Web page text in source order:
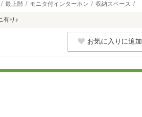
最上階 モニタ付インターホン 収納スペース
有り♪
お気に入りに追加